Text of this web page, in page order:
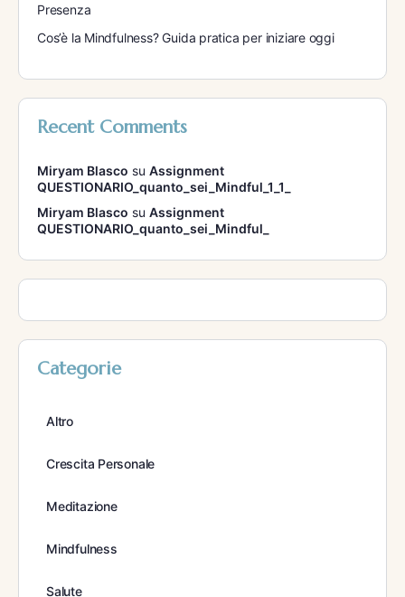
Presenza
Cos’è la Mindfulness? Guida pratica per iniziare oggi
Recent Comments
Miryam Blasco su Assignment
QUESTIONARIO_quanto_sei_Mindful_1_1_
Miryam Blasco su Assignment
QUESTIONARIO_quanto_sei_Mindful_
Categorie
Altro
Crescita Personale
Meditazione
Mindfulness
Salute